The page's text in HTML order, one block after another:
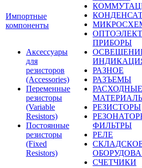
Импортные
компоненты
Аксессуары
для
резисторов
(Accessories)
Переменные
резисторы
(Variable
Resistors)
Постоянные
резисторы
(Fixed
Resistors)
ПРИБОРЫ
РАЗНОЕ
РАЗЪЕМЫ
РАСХОДНЫЕ
РЕЗИСТОРЫ
ФИЛЬТРЫ
РЕЛЕ
СЧЕТЧИКИ